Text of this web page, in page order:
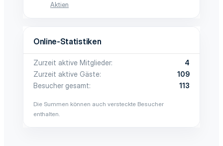
Aktien
Online-Statistiken
Zurzeit aktive Mitglieder
4
Zurzeit aktive Gäste
109
Besucher gesamt
113
Die Summen können auch versteckte Besucher
enthalten.